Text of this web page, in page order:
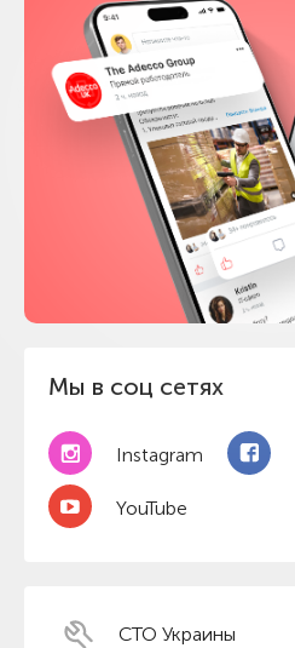
Мы в соц сетях
Instagram
YouTube
СТО Украины